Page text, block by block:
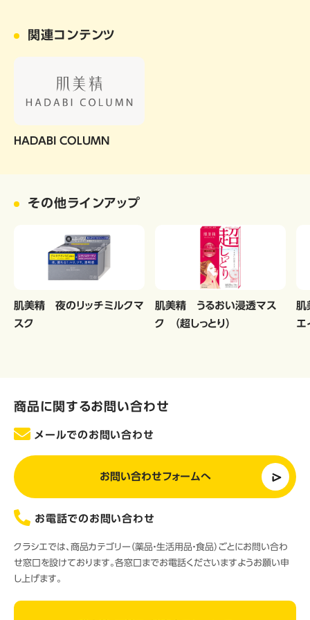
関連コンテンツ
HADABI COLUMN
その他ラインアップ
肌美精 夜のリッチミルクマ
スク
肌美精 うるおい浸透マス
ク （超しっとり）
エ
商品に関するお問い合わせ
メールでのお問い合わせ
お問い合わせフォームへ
お電話でのお問い合わせ
クラシエでは、商品カテゴリー（薬品・生活用品・食品）ごとにお問い合わ
せ窓口を設けております。各窓口までお電話くださいますようお願い申
し上げます。